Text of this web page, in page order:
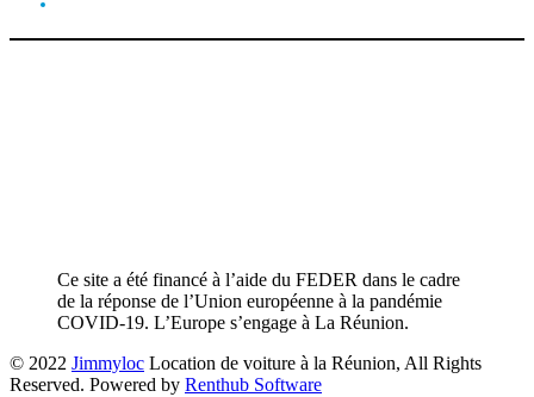
Ce site a été financé à l’aide du FEDER dans le cadre
de la réponse de l’Union européenne à la pandémie
COVID-19. L’Europe s’engage à La Réunion.
© 2022 Jimmyloc Location de voiture à la Réunion, All Rights
Reserved. Powered by Renthub Software